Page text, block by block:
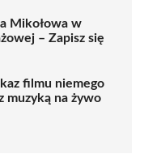
Mikołowa w
– Zapisz się
filmu niemego
muzyką na żywo